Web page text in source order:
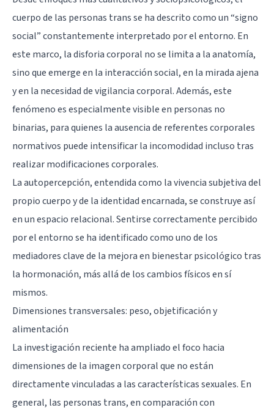
cuerpo de las personas trans se ha descrito como un “signo
social” constantemente interpretado por el entorno. En
este marco, la disforia corporal no se limita a la anatomía,
sino que emerge en la interacción social, en la mirada ajena
y en la necesidad de vigilancia corporal. Además, este
fenómeno es especialmente visible en personas no
binarias, para quienes la ausencia de referentes corporales
normativos puede intensificar la incomodidad incluso tras
realizar modificaciones corporales.
La autopercepción, entendida como la vivencia subjetiva del
propio cuerpo y de la identidad encarnada, se construye así
en un espacio relacional. Sentirse correctamente percibido
por el entorno se ha identificado como uno de los
mediadores clave de la mejora en bienestar psicológico tras
la hormonación, más allá de los cambios físicos en sí
mismos.
Dimensiones transversales: peso, objetificación y
alimentación
La investigación reciente ha ampliado el foco hacia
dimensiones de la imagen corporal que no están
directamente vinculadas a las características sexuales. En
general, las personas trans, en comparación con